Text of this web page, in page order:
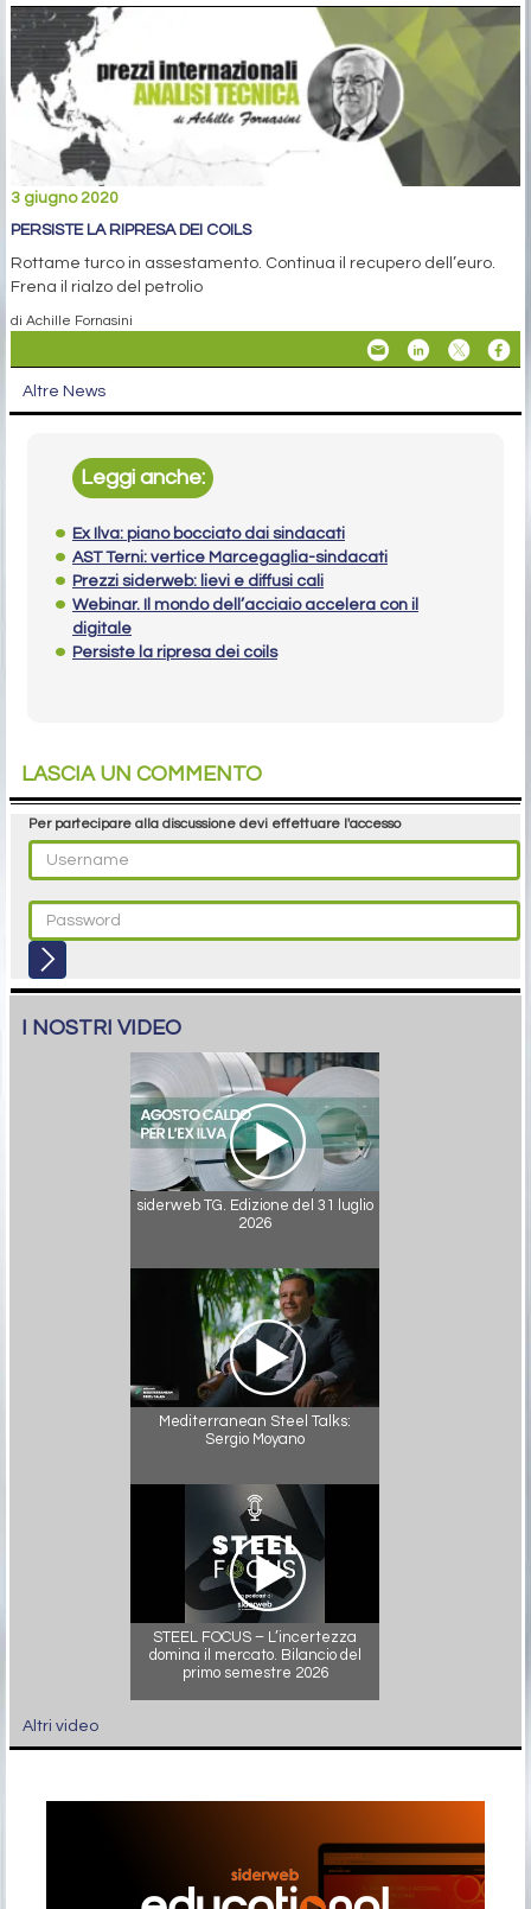
3 giugno 2020
PERSISTE LA RIPRESA DEI COILS
Rottame turco in assestamento. Continua il recupero dell’euro.
Frena il rialzo del petrolio
di Achille Fornasini
Altre News
Leggi anche:
Ex Ilva: piano bocciato dai sindacati
AST Terni: vertice Marcegaglia-sindacati
Prezzi siderweb: lievi e diffusi cali
Webinar. Il mondo dell’acciaio accelera con il
digitale
Persiste la ripresa dei coils
LASCIA UN COMMENTO
Per partecipare alla discussione devi effettuare l'accesso
I NOSTRI VIDEO
siderweb TG. Edizione del 31 luglio
2026
Mediterranean Steel Talks:
Sergio Moyano
STEEL FOCUS – L’incertezza
domina il mercato. Bilancio del
primo semestre 2026
Altri video